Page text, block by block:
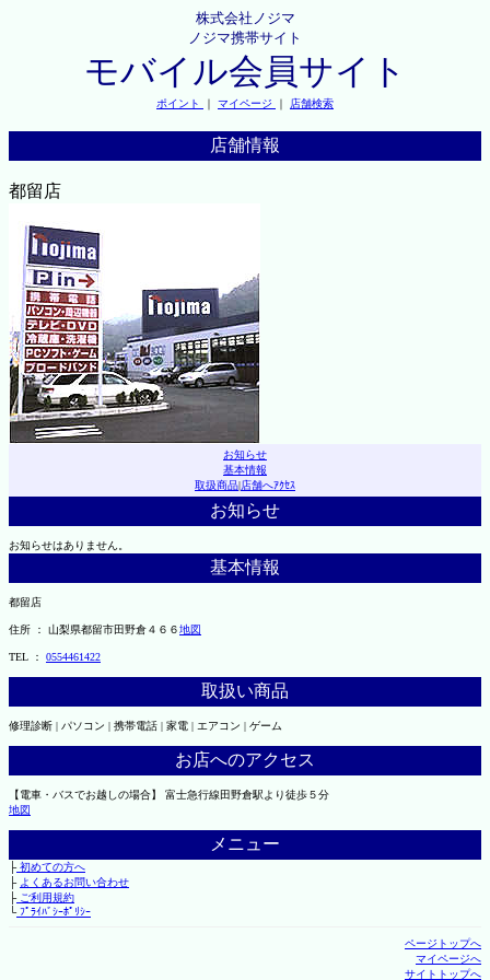
株式会社ノジマ
ノジマ携帯サイト
モバイル会員サイト
ポイント ｜ マイページ ｜ 店舗検索
店舗情報
都留店
お知らせ
基本情報
取扱商品|店舗へｱｸｾｽ
お知らせ
お知らせはありません。
基本情報
都留店
住所 ： 山梨県都留市田野倉４６６地図
TEL ： 0554461422
取扱い商品
修理診断 | パソコン | 携帯電話 | 家電 | エアコン | ゲーム
お店へのアクセス
【電車・バスでお越しの場合】 富士急行線田野倉駅より徒歩５分
地図
メニュー
├初めての方へ
├ よくあるお問い合わせ
├ご利用規約
└ﾌﾟﾗｲﾊﾞｼｰﾎﾟﾘｼｰ
ページトップへ
マイページへ
サイトトップへ